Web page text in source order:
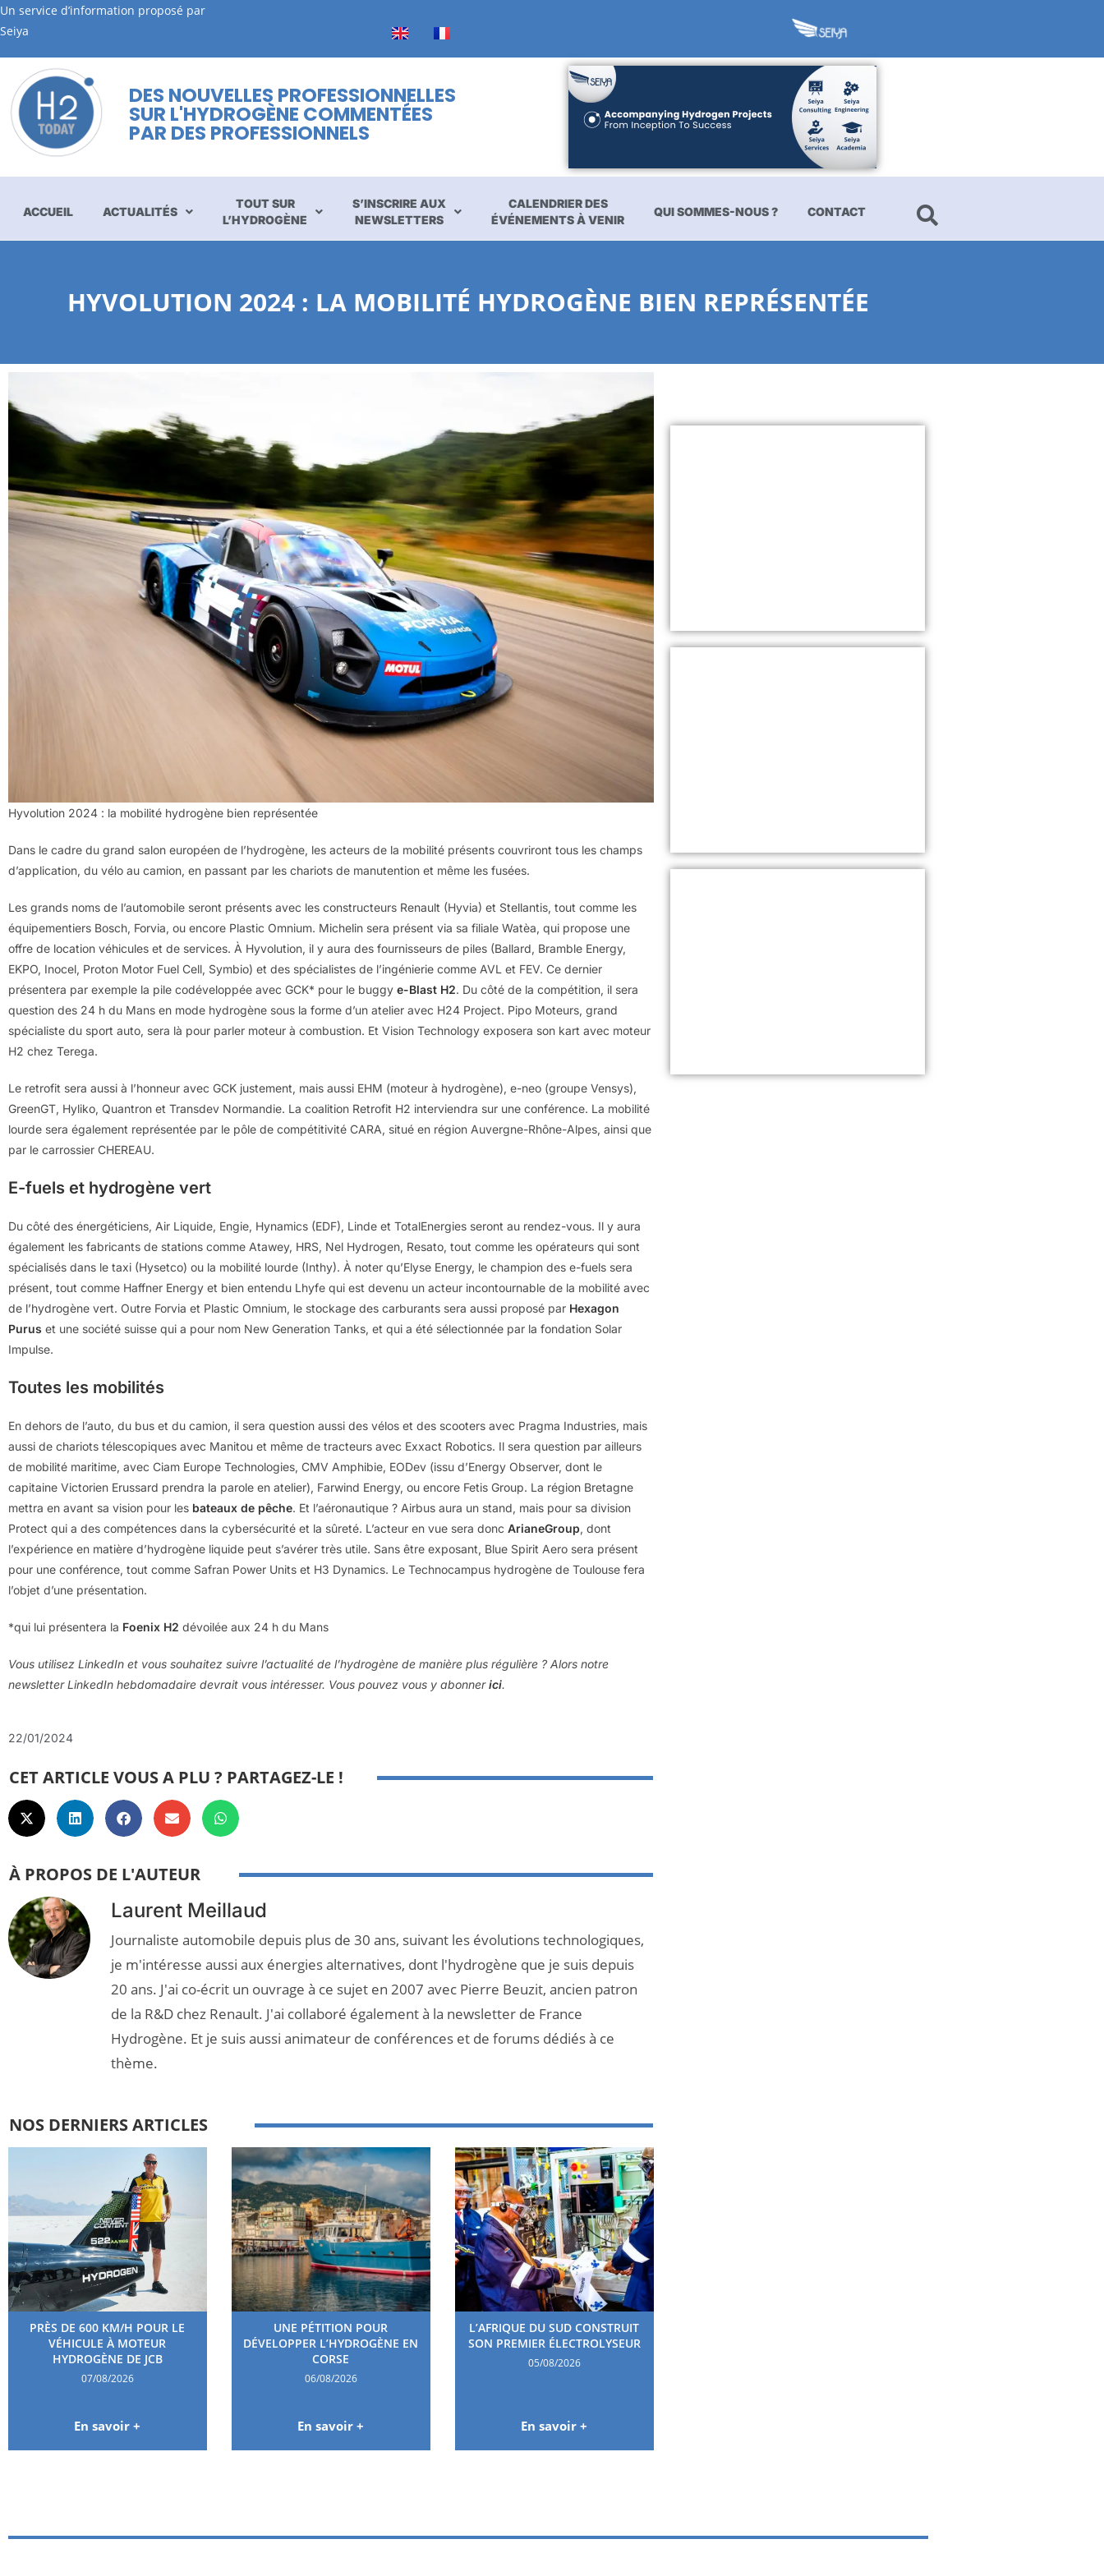
Un service d’information proposé par
Seiya
DES NOUVELLES PROFESSIONNELLES
SUR L'HYDROGÈNE COMMENTÉES
PAR DES PROFESSIONNELS
ACCUEIL ACTUALITÉS
TOUT SUR
L’HYDROGÈNE
S’INSCRIRE AUX
NEWSLETTERS
CALENDRIER DES
ÉVÉNEMENTS À VENIR
QUI SOMMES-NOUS ? CONTACT
HYVOLUTION 2024 : LA MOBILITÉ HYDROGÈNE BIEN REPRÉSENTÉE
Hyvolution 2024 : la mobilité hydrogène bien représentée
Dans le cadre du grand salon européen de l’hydrogène, les acteurs de la mobilité présents couvriront tous les champs
d’application, du vélo au camion, en passant par les chariots de manutention et même les fusées.
Les grands noms de l’automobile seront présents avec les constructeurs Renault (Hyvia) et Stellantis, tout comme les
équipementiers Bosch, Forvia, ou encore Plastic Omnium. Michelin sera présent via sa filiale Watèa, qui propose une
offre de location véhicules et de services. À Hyvolution, il y aura des fournisseurs de piles (Ballard, Bramble Energy,
EKPO, Inocel, Proton Motor Fuel Cell, Symbio) et des spécialistes de l’ingénierie comme AVL et FEV. Ce dernier
présentera par exemple la pile codéveloppée avec GCK* pour le buggy e-Blast H2. Du côté de la compétition, il sera
question des 24 h du Mans en mode hydrogène sous la forme d’un atelier avec H24 Project. Pipo Moteurs, grand
spécialiste du sport auto, sera là pour parler moteur à combustion. Et Vision Technology exposera son kart avec moteur
H2 chez Terega.
Le retrofit sera aussi à l’honneur avec GCK justement, mais aussi EHM (moteur à hydrogène), e-neo (groupe Vensys),
GreenGT, Hyliko, Quantron et Transdev Normandie. La coalition Retrofit H2 interviendra sur une conférence. La mobilité
lourde sera également représentée par le pôle de compétitivité CARA, situé en région Auvergne-Rhône-Alpes, ainsi que
par le carrossier CHEREAU.
E-fuels et hydrogène vert
Du côté des énergéticiens, Air Liquide, Engie, Hynamics (EDF), Linde et TotalEnergies seront au rendez-vous. Il y aura
également les fabricants de stations comme Atawey, HRS, Nel Hydrogen, Resato, tout comme les opérateurs qui sont
spécialisés dans le taxi (Hysetco) ou la mobilité lourde (Inthy). À noter qu’Elyse Energy, le champion des e-fuels sera
présent, tout comme Haffner Energy et bien entendu Lhyfe qui est devenu un acteur incontournable de la mobilité avec
de l’hydrogène vert. Outre Forvia et Plastic Omnium, le stockage des carburants sera aussi proposé par Hexagon
Purus et une société suisse qui a pour nom New Generation Tanks, et qui a été sélectionnée par la fondation Solar
Impulse.
Toutes les mobilités
En dehors de l’auto, du bus et du camion, il sera question aussi des vélos et des scooters avec Pragma Industries, mais
aussi de chariots télescopiques avec Manitou et même de tracteurs avec Exxact Robotics. Il sera question par ailleurs
de mobilité maritime, avec Ciam Europe Technologies, CMV Amphibie, EODev (issu d’Energy Observer, dont le
capitaine Victorien Erussard prendra la parole en atelier), Farwind Energy, ou encore Fetis Group. La région Bretagne
mettra en avant sa vision pour les bateaux de pêche. Et l’aéronautique ? Airbus aura un stand, mais pour sa division
Protect qui a des compétences dans la cybersécurité et la sûreté. L’acteur en vue sera donc ArianeGroup, dont
l’expérience en matière d’hydrogène liquide peut s’avérer très utile. Sans être exposant, Blue Spirit Aero sera présent
pour une conférence, tout comme Safran Power Units et H3 Dynamics. Le Technocampus hydrogène de Toulouse fera
l’objet d’une présentation.
*qui lui présentera la Foenix H2 dévoilée aux 24 h du Mans
Vous utilisez LinkedIn et vous souhaitez suivre l’actualité de l’hydrogène de manière plus régulière ? Alors notre
newsletter LinkedIn hebdomadaire devrait vous intéresser. Vous pouvez vous y abonnerici.
22/01/2024
CET ARTICLE VOUS A PLU ? PARTAGEZ-LE !
À PROPOS DE L'AUTEUR
Laurent Meillaud
Journaliste automobile depuis plus de 30 ans, suivant les évolutions technologiques,
je m'intéresse aussi aux énergies alternatives, dont l'hydrogène que je suis depuis
20 ans. J'ai co-écrit un ouvrage à ce sujet en 2007 avec Pierre Beuzit, ancien patron
de la R&D chez Renault. J'ai collaboré également à la newsletter de France
Hydrogène. Et je suis aussi animateur de conférences et de forums dédiés à ce
thème.
NOS DERNIERS ARTICLES
PRÈS DE 600 KM/H POUR LE
VÉHICULE À MOTEUR
HYDROGÈNE DE JCB
07/08/2026
En savoir +
UNE PÉTITION POUR
DÉVELOPPER L’HYDROGÈNE EN
CORSE
06/08/2026
En savoir +
L’AFRIQUE DU SUD CONSTRUIT
SON PREMIER ÉLECTROLYSEUR
05/08/2026
En savoir +